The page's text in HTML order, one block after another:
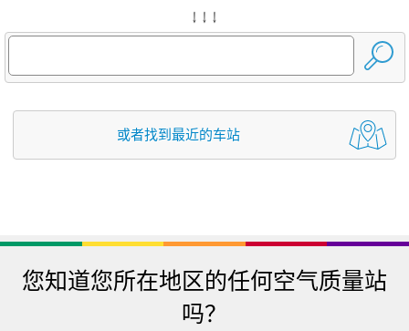
↓ ↓ ↓
或者找到最近的车站
您知道您所在地区的任何空气质量站
吗？